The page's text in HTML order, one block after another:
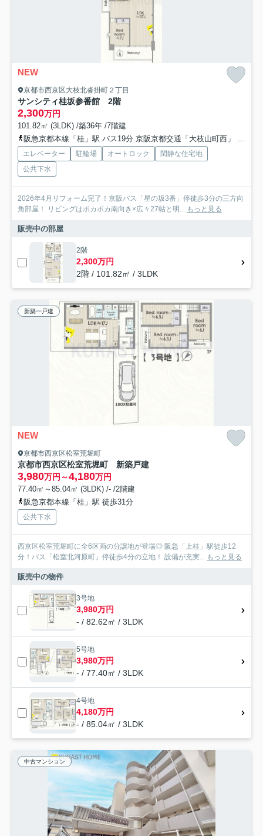
NEW
京都市西京区大枝北沓掛町２丁目
サンシティ桂坂参番館 2階
2,300万円
101.82㎡ (3LDK) /築36年 /7階建
阪急京都本線「桂」駅 バス19分 京阪京都交通「大枝山町西」 停歩3分
エレベーター 駐輪場 オートロック
閑静な住宅地
公共下水
2026年4月リフォーム完了！京阪バス「星の坂3番」停徒歩3分の三方向
角部屋！ リビングはポカポカ南向き×広々27帖と明... もっと見る
販売中の部屋
2階
2,300万円
2階 / 101.82㎡ / 3LDK
新築一戸建
NEW
京都市西京区松室荒堀町
京都市西京区松室荒堀町 新築戸建
3,980万円～4,180万円
77.40㎡～85.04㎡ (3LDK) /- /2階建
阪急京都本線「桂」駅 徒歩31分
公共下水
西京区松室荒堀町に全6区画の分譲地が登場◎ 阪急「上桂」駅徒歩12
分！バス「松室北河原町」停徒歩4分の立地！ 設備が充実... もっと見る
販売中の物件
3号地
3,980万円
- / 82.62㎡ / 3LDK
5号地
3,980万円
- / 77.40㎡ / 3LDK
4号地
4,180万円
- / 85.04㎡ / 3LDK
中古マンション